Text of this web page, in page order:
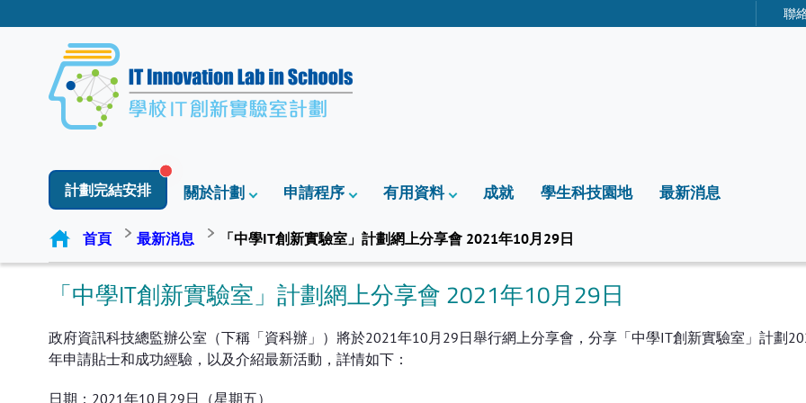
聯
計劃完結安排 關於計劃 申請程序 有用資料 成就 學生科技園地 最新消息
首頁 最新消息 「中學IT創新實驗室」計劃網上分享會 2021年10月29日
「中學IT創新實驗室」計劃網上分享會 2021年10月29日
政府資訊科技總監辦公室（下稱「資科辦」）將於2021年10月29日舉行網上分享會，分享「中學IT創新實驗室」計劃
年申請貼士和成功經驗，以及介紹最新活動，詳情如下：
日期：2021年10月29日（星期五）